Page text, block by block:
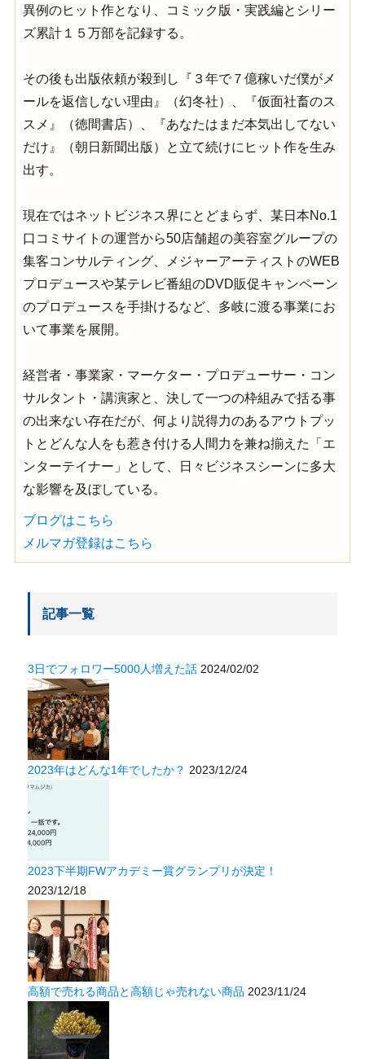
異例のヒット作となり、コミック版・実践編とシリー
ズ累計１５万部を記録する。
その後も出版依頼が殺到し『３年で７億稼いだ僕がメ
ールを返信しない理由』（幻冬社）、『仮面社畜のス
スメ』（徳間書店）、『あなたはまだ本気出してない
だけ』（朝日新聞出版）と立て続けにヒット作を生み
出す。
現在ではネットビジネス界にとどまらず、某日本No.1
口コミサイトの運営から50店舗超の美容室グループの
集客コンサルティング、メジャーアーティストのWEB
プロデュースや某テレビ番組のDVD販促キャンペーン
のプロデュースを手掛けるなど、多岐に渡る事業にお
いて事業を展開。
経営者・事業家・マーケター・プロデューサー・コン
サルタント・講演家と、決して一つの枠組みで括る事
の出来ない存在だが、何より説得力のあるアウトプッ
トとどんな人をも惹き付ける人間力を兼ね揃えた「エ
ンターテイナー」として、日々ビジネスシーンに多大
な影響を及ぼしている。
ブログはこちら
メルマガ登録はこちら
記事一覧
3日でフォロワー5000人増えた話 2024/02/02
2023年はどんな1年でしたか？ 2023/12/24
2023下半期FWアカデミー賞グランプリが決定！
2023/12/18
高額で売れる商品と高額じゃ売れない商品 2023/11/24